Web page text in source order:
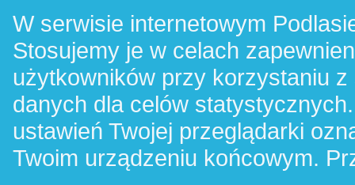
W serwisie internetowym
Stosujemy je w celach
użytkowników przy korzystaniu
danych dla celów
ustawień Twojej przeglądarki
Twoim urządzeniu końcowym.